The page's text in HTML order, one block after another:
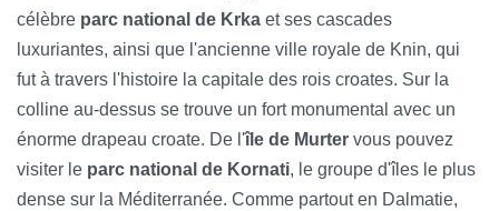
célèbre parc national de Krka et ses cascades
luxuriantes, ainsi que l'ancienne ville royale de Knin, qui
fut à travers l'histoire la capitale des rois croates. Sur la
colline au-dessus se trouve un fort monumental avec un
énorme drapeau croate. De l'île de Murter vous pouvez
visiter le parc national de Kornati, le groupe d'îles le plus
dense sur la Méditerranée. Comme partout en Dalmatie,